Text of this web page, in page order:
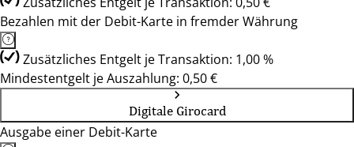
Bezahlen mit der Debit-Karte in fremder Währung
Zusätzliches Entgelt je Transaktion: 1,00 %
Mindestentgelt je Auszahlung: 0,50 €
Digitale Girocard
Ausgabe einer Debit-Karte